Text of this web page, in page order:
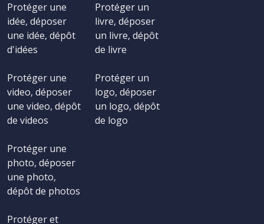
Protéger une
idée, déposer
une idée, dépôt
d'idées
Protéger une
video, déposer
une video, dépôt
de videos
Protéger une
photo, déposer
une photo,
dépôt de photos
Protéger et
Protéger un
livre, déposer
un livre, dépôt
de livre
Protéger un
logo, déposer
un logo, dépôt
de logo